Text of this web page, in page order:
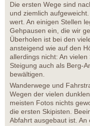
Die ersten Wege sind
und ziemlich
wert. An einigen Stellen
Gehpausen ein, die wir
Überholen ist bei den
ansteigend wie auf den
allerdings nicht: An
Steigung auch als Berg-
bewältigen.
Wanderwege und
Wegen der vielen
meisten Fotos nichts
die ersten Skipisten.
Abfahrt ausgebaut ist.